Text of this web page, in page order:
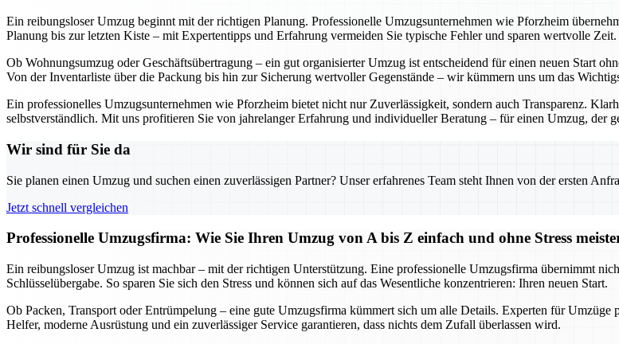
Ein reibungsloser Umzug beginnt mit der richtigen Planung. Professionelle Umzugsunternehmen wie Pforzheim
Planung bis zur letzten Kiste – mit Expertentipps und Erfahrung vermeiden Sie typische Fehler und sparen wertvolle Zeit.
Ob Wohnungsumzug oder Geschäftsübertragung – ein gut organisierter Umzug ist entscheidend für einen neuen Start
Von der Inventarliste über die Packung bis hin zur Sicherung wertvoller Gegenstände – wir kümmern uns um das
Ein professionelles Umzugsunternehmen wie Pforzheim bietet nicht nur Zuverlässigkeit, sondern auch Transparenz.
selbstverständlich. Mit uns profitieren Sie von jahrelanger Erfahrung und individueller Beratung – für einen Umzug, der
Wir sind für Sie da
Sie planen einen Umzug und suchen einen zuverlässigen Partner? Unser erfahrenes Team steht Ihnen von der ersten
Jetzt schnell vergleichen
Professionelle Umzugsfirma: Wie Sie Ihren Umzug von A bis Z einfach und ohne Stress
Ein reibungsloser Umzug ist machbar – mit der richtigen Unterstützung. Eine professionelle Umzugsfirma übernimmt
Schlüsselübergabe. So sparen Sie sich den Stress und können sich auf das Wesentliche konzentrieren: Ihren neuen Start.
Ob Packen, Transport oder Entrümpelung – eine gute Umzugsfirma kümmert sich um alle Details. Experten für
Helfer, moderne Ausrüstung und ein zuverlässiger Service garantieren, dass nichts dem Zufall überlassen wird.